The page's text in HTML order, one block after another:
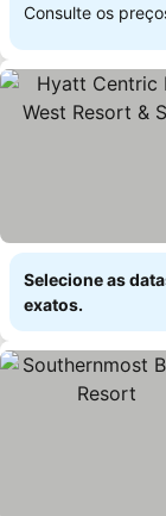
Consulte os
Selecione as
exatos.